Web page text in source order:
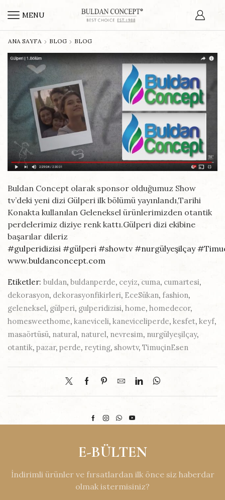
MENU
ANA SAYFA BLOG BLOG
Buldan Concept olarak sponsor olduğumuz Show
tv’deki yeni dizi Gülperi ilk bölümü yayınlandı,Tarihi
Konakta kullanılan Geleneksel ürünlerimizden otantik
perdelerimiz diziye renk kattı.Gülperi dizi ekibine
başarılar dileriz
#gulperidizisi #gülperi #showtv #nurgülyeşilçay #
www.buldanconcept.com
Etiketler: buldan, buldanperde, ceyiz, cuma, cumartesi,
dekorasyon, dekorasyonfikirleri, EceSükan, fashion,
geleneksel, gülperi, gulperidizisi, home, homedecor,
homesweethome, kaneviceli, kaneviceliperde, kesfet, keyf,
masaörtüsü, natural, naturel, nevresim, nurgülyeşilçay,
otantik, pazar, perde, reyting, showtv, TimuçinEsen
E-BÜLTEN
İndirimli ürünler ve fırsatlardan ilk önce siz haberdar
olmak istermisiniz?